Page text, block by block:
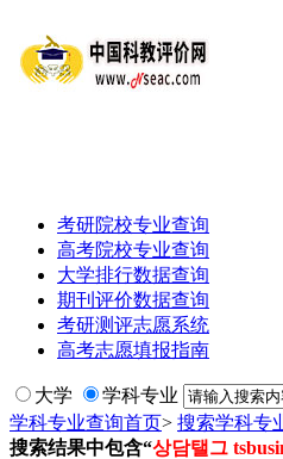
考研院校专业查询
高考院校专业查询
大学排行数据查询
期刊评价数据查询
考研测评志愿系统
高考志愿填报指南
大学
学科专业
学科专业查询首页> 搜索学科专
搜索结果中包含“상담탤그